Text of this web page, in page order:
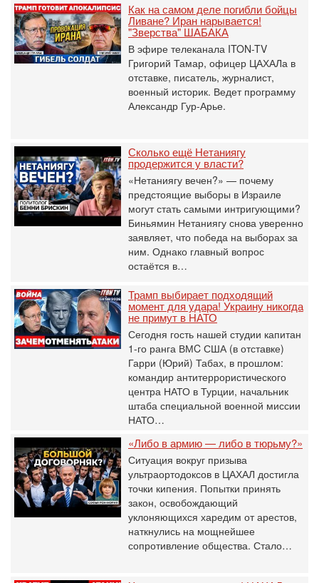
Как на самом деле погибли бойцы
Ливане? Иран нарывается!
"Зверства" ШАБАКА
В эфире телеканала ITON-TV
Григорий Тамар, офицер ЦАХАЛа в
отставке, писатель, журналист,
военный историк. Ведет программу
Александр Гур-Арье.
Сколько ещё Нетаниягу
продержится у власти?
«Нетаниягу вечен?» — почему
предстоящие выборы в Израиле
могут стать самыми интригующими?
Биньямин Нетаниягу снова уверенно
заявляет, что победа на выборах за
ним. Однако главный вопрос
остаётся в…
Трамп выбирает подходящий
момент для удара! Украину никогда
не примут в НАТО
Сегодня гость нашей студии капитан
1-го ранга ВМC США (в отставке)
Гарри (Юрий) Табах, в прошлом:
командир антитеррористического
центра НАТО в Турции, начальник
штаба специальной военной миссии
НАТО…
«Либо в армию — либо в тюрьму?»
Ситуация вокруг призыва
ультраортодоксов в ЦАХАЛ достигла
точки кипения. Попытки принять
закон, освобождающий
уклоняющихся харедим от арестов,
наткнулись на мощнейшее
сопротивление общества. Стало…